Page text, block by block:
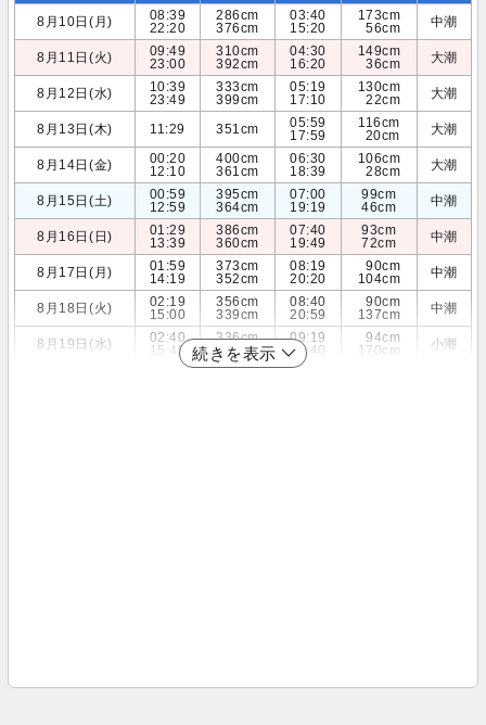
8月10日(月)
08:39
22:20
286cm
376cm
03:40
15:20
173cm
56cm
中潮
8月11日(火)
09:49
23:00
310cm
392cm
04:30
16:20
149cm
36cm
大潮
8月12日(水)
10:39
23:49
333cm
399cm
05:19
17:10
130cm
22cm
大潮
8月13日(木) 11:29 351cm
05:59
17:59
116cm
20cm
大潮
8月14日(金)
00:20
12:10
400cm
361cm
06:30
18:39
106cm
28cm
大潮
8月15日(土)
00:59
12:59
395cm
364cm
07:00
19:19
99cm
46cm
中潮
8月16日(日)
01:29
13:39
386cm
360cm
07:40
19:49
93cm
72cm
中潮
8月17日(月)
01:59
14:19
373cm
352cm
08:19
20:20
90cm
104cm
中潮
8月18日(火)
02:19
15:00
356cm
339cm
08:40
20:59
90cm
137cm
中潮
8月19日(水)
02:40
15:49
336cm
324cm
09:19
21:40
94cm
170cm
小潮
続きを表示